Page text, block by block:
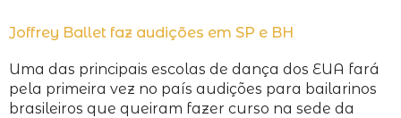
Joffrey Ballet faz audições em SP e BH
Uma das principais escolas de dança dos EUA fará
pela primeira vez no país audições para bailarinos
brasileiros que queiram fazer curso na sede da